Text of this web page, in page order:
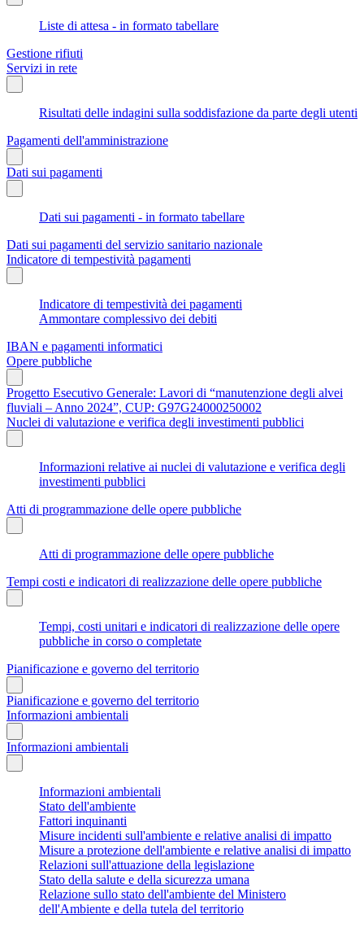
Liste di attesa - in formato tabellare
Gestione rifiuti
Servizi in rete
Risultati delle indagini sulla soddisfazione da parte degli utenti
Pagamenti dell'amministrazione
Dati sui pagamenti
Dati sui pagamenti - in formato tabellare
Dati sui pagamenti del servizio sanitario nazionale
Indicatore di tempestività pagamenti
Indicatore di tempestività dei pagamenti
Ammontare complessivo dei debiti
IBAN e pagamenti informatici
Opere pubbliche
Progetto Esecutivo Generale: Lavori di “manutenzione degli alvei
fluviali – Anno 2024”, CUP: G97G24000250002
Nuclei di valutazione e verifica degli investimenti pubblici
Informazioni relative ai nuclei di valutazione e verifica degli
investimenti pubblici
Atti di programmazione delle opere pubbliche
Atti di programmazione delle opere pubbliche
Tempi costi e indicatori di realizzazione delle opere pubbliche
Tempi, costi unitari e indicatori di realizzazione delle opere
pubbliche in corso o completate
Pianificazione e governo del territorio
Pianificazione e governo del territorio
Informazioni ambientali
Informazioni ambientali
Informazioni ambientali
Stato dell'ambiente
Fattori inquinanti
Misure incidenti sull'ambiente e relative analisi di impatto
Misure a protezione dell'ambiente e relative analisi di impatto
Relazioni sull'attuazione della legislazione
Stato della salute e della sicurezza umana
Relazione sullo stato dell'ambiente del Ministero
dell'Ambiente e della tutela del territorio